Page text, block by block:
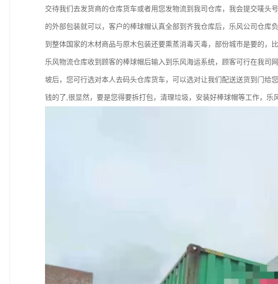
交待我们去发货商的仓库货车或者用您发物流到我司仓库，我会提交唛头
的外部包装就可以，客户的棒球帽认真全部到齐我仓库后，乐风公司仓库
到整体国家的木材商品与原木包装还要熏蒸消毒灭毒，部份城市是要的，
乐风物流仓库收到顾客的棒球帽后输入到乐风海运系统，顾客可行在我司
坡后，您可行选对本人去码头仓库货车，可以选对让我们配送送货到门给
钱的了,很显然，要是您得要拆打包，清理垃圾，安装好棒球帽等工作，乐